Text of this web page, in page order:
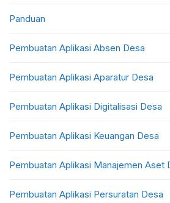
Panduan
Pembuatan Aplikasi Absen Desa
Pembuatan Aplikasi Aparatur Desa
Pembuatan Aplikasi Digitalisasi Desa
Pembuatan Aplikasi Keuangan Desa
Pembuatan Aplikasi Manajemen Aset
Pembuatan Aplikasi Persuratan Desa